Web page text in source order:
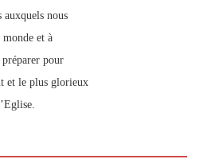
auxquels nous
monde et à
préparer pour
et le plus glorieux